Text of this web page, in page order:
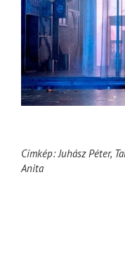
Címkép: Juhász Péter,
Anita